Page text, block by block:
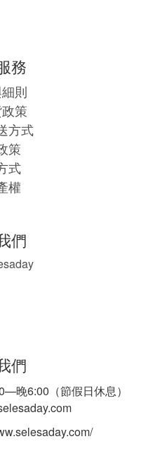
務
則
策
方式
策
式
權
們
們
晚6:00（節假日休息）